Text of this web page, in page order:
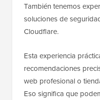
También tenemos
soluciones de
Cloudflare.
Esta experiencia
recomendaciones
web profesional o
Eso significa que